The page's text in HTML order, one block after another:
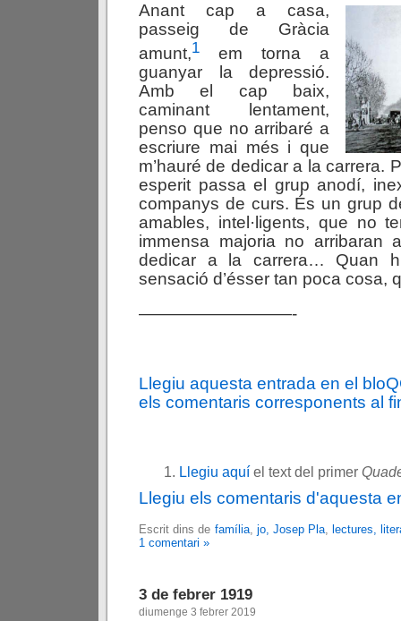
Anant cap a casa,
passeig de Gràcia
amunt,1 em torna a
guanyar la depressió.
Amb el cap baix,
caminant lentament,
penso que no arribaré a
escriure mai més i que
m’hauré de dedicar a la carrera.
esperit passa el grup anodí,
companys de curs. És un grup
amables, intel·ligents, que no
immensa majoria no arribaran
dedicar a la carrera… Quan
sensació d’ésser tan poca cosa,
—————————-
Llegiu aquesta entrada en el
els comentaris corresponents al
Llegiu aquí el text del primer
Llegiu els comentaris d'aquesta
Escrit dins de família, jo, Josep Pla, lectures,
1 comentari »
3 de febrer 1919
diumenge 3 febrer 2019